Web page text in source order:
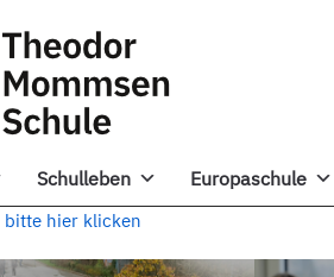
Schulleben Europaschule
bitte hier klicken